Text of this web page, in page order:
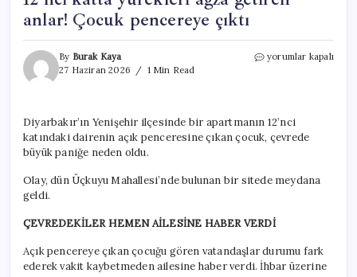
anlar! Çocuk pencereye çıktı
By Burak Kaya
27 Haziran 2026
1 Min Read
12’nci
anlar!
Çocuk
için
yorumlar kapalı
Diyarbakır’ın Yenişehir ilçesinde bir apartmanın 12’nci
katındaki dairenin açık penceresine çıkan çocuk, çevrede
büyük paniğe neden oldu.
Olay, dün Üçkuyu Mahallesi’nde bulunan bir sitede meydana
geldi.
ÇEVREDEKİLER HEMEN AİLESİNE HABER VERDİ
Açık pencereye çıkan çocuğu gören vatandaşlar durumu fark
ederek vakit kaybetmeden ailesine haber verdi. İhbar üzerine